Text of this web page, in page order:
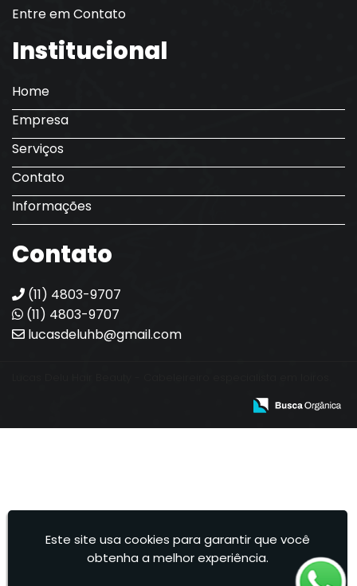
Entre em Contato
Institucional
Home
Empresa
Serviços
Contato
Informações
Contato
(11) 4803-9707
(11) 4803-9707
lucasdeluhb@gmail.com
Este site usa cookies para garantir que você
obtenha a melhor experiência.